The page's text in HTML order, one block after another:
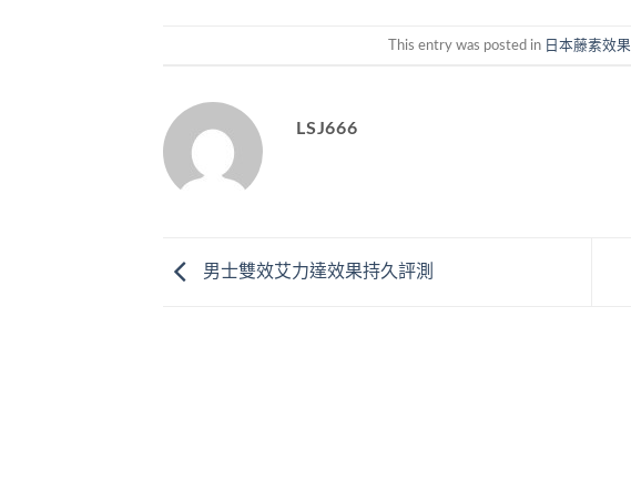
This entry was posted in 日本藤素效果
LSJ666
男士雙效艾力達效果持久評測